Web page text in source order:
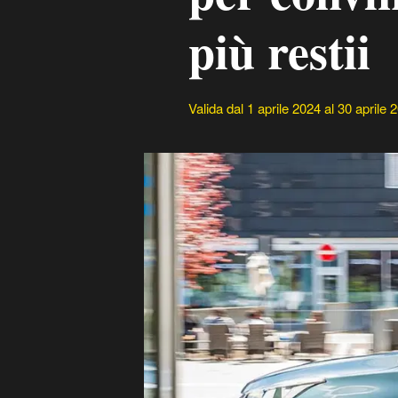
più restii
Valida dal 1 aprile 2024 al 30 aprile